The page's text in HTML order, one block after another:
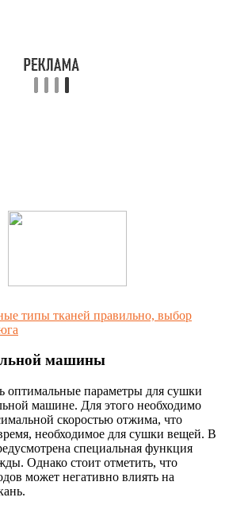
типы тканей правильно, выбор
машины
оптимальные параметры для сушки
машине. Для этого необходимо
скоростью отжима, что
необходимое для сушки вещей. В
специальная функция
Однако стоит отметить, что
может негативно влиять на